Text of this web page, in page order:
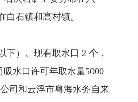
石镇和高村镇。
下）。现有取水口 2 个，
水口许可年取水量5000
司和云浮市粤海水务自来